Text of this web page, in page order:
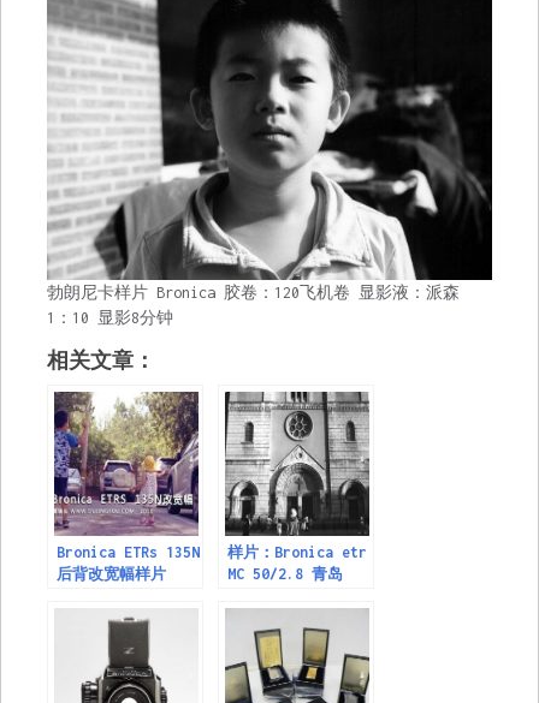
勃朗尼卡样片 Bronica 胶卷：120飞机卷 显影液：派森
1：10 显影8分钟
相关文章：
Bronica ETRs 135N
后背改宽幅样片
样片：Bronica etr
MC 50/2.8 青岛